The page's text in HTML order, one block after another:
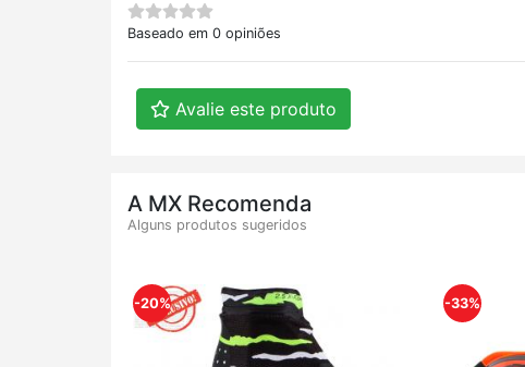
Baseado em 0 opiniões
Avalie este produto
A MX Recomenda
Alguns produtos sugeridos
-20% -33%